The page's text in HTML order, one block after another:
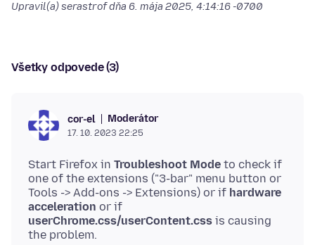
Upravil(a) serastrof dňa 6. mája 2025, 4:14:16 -0700
Všetky odpovede (3)
cor-el Moderátor
17. 10. 2023 22:25
Start Firefox in Troubleshoot Mode to check if
one of the extensions ("3-bar" menu button or
Tools -> Add-ons -> Extensions) or if hardware
acceleration or if
userChrome.css/userContent.css is causing